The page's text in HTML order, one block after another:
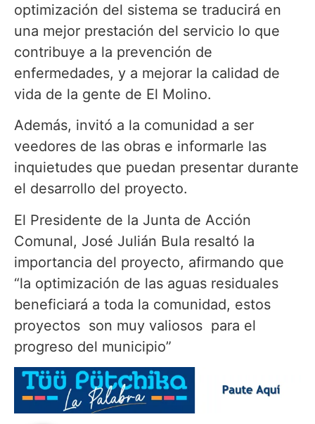
optimización del sistema se traducirá en
una mejor prestación del servicio lo que
contribuye a la prevención de
enfermedades, y a mejorar la calidad de
vida de la gente de El Molino.
Además, invitó a la comunidad a ser
veedores de las obras e informarle las
inquietudes que puedan presentar durante
el desarrollo del proyecto.
El Presidente de la Junta de Acción
Comunal, José Julián Bula resaltó la
importancia del proyecto, afirmando que
“la optimización de las aguas residuales
beneficiará a toda la comunidad, estos
proyectos son muy valiosos para el
progreso del municipio”